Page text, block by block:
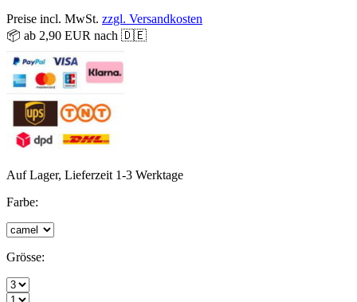
Preise incl. MwSt. zzgl. Versandkosten
📦 ab 2,90 EUR nach 🇩🇪
Auf Lager, Lieferzeit 1-3 Werktage
Farbe:
Grösse: